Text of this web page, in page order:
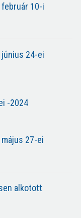
10-i
24-ei
-2024
27-ei
alkotott